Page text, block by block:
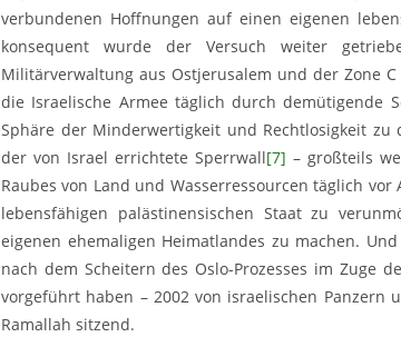
verbundenen Hoffnungen auf einen eigenen
konsequent wurde der Versuch weiter
Militärverwaltung aus Ostjerusalem und der Zone
die Israelische Armee täglich durch demütigende
Sphäre der Minderwertigkeit und Rechtlosigkeit zu
der von Israel errichtete Sperrwall[7] – großteils
Raubes von Land und Wasserressourcen täglich
lebensfähigen palästinensischen Staat zu
eigenen ehemaligen Heimatlandes zu machen.
nach dem Scheitern des Oslo-Prozesses im Zuge
vorgeführt haben – 2002 von israelischen
Ramallah sitzend.